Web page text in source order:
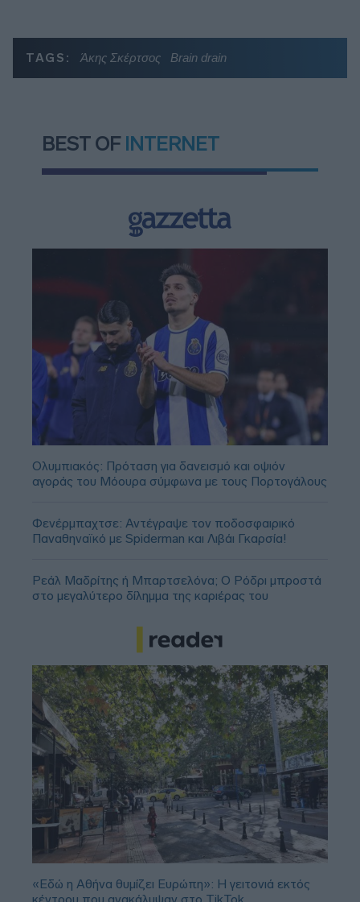
TAGS: Άκης Σκέρτσος Brain drain
BEST OF INTERNET
Ολυμπιακός: Πρόταση για δανεισμό και οψιόν
αγοράς του Μόουρα σύμφωνα με τους Πορτογάλους
Φενέρμπαχτσε: Αντέγραψε τον ποδοσφαιρικό
Παναθηναϊκό με Spiderman και Λιβάι Γκαρσία!
Ρεάλ Μαδρίτης ή Μπαρτσελόνα; Ο Ρόδρι μπροστά
στο μεγαλύτερο δίλημμα της καριέρας του
«Εδώ η Αθήνα θυμίζει Ευρώπη»: H γειτονιά εκτός
κέντρου που ανακάλυψαν στο TikTok